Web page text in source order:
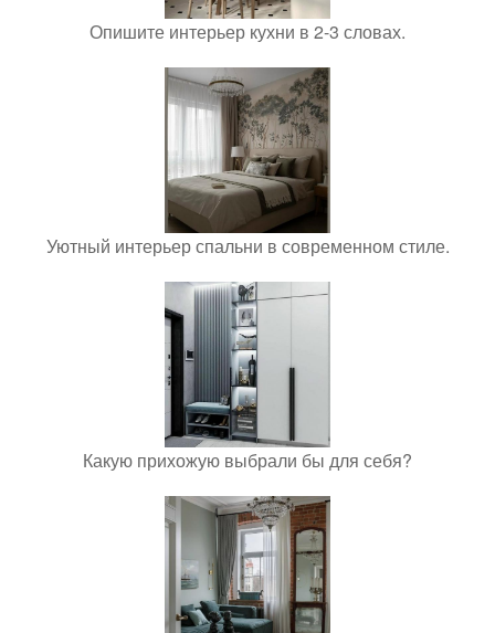
Опишите интерьер кухни в 2-3 словах.
Уютный интерьер спальни в современном стиле.
Какую прихожую выбрали бы для себя?